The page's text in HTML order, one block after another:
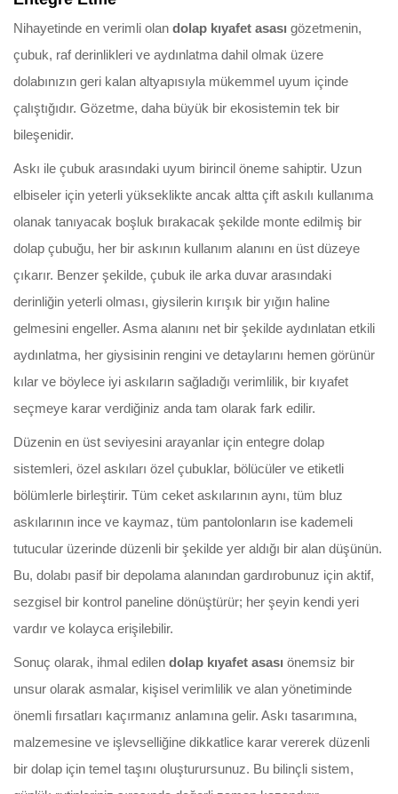
Nihayetinde en verimli olan dolap kıyafet asası gözetmenin,
çubuk, raf derinlikleri ve aydınlatma dahil olmak üzere
dolabınızın geri kalan altyapısıyla mükemmel uyum içinde
çalıştığıdır. Gözetme, daha büyük bir ekosistemin tek bir
bileşenidir.
Askı ile çubuk arasındaki uyum birincil öneme sahiptir. Uzun
elbiseler için yeterli yükseklikte ancak altta çift askılı kullanıma
olanak tanıyacak boşluk bırakacak şekilde monte edilmiş bir
dolap çubuğu, her bir askının kullanım alanını en üst düzeye
çıkarır. Benzer şekilde, çubuk ile arka duvar arasındaki
derinliğin yeterli olması, giysilerin kırışık bir yığın haline
gelmesini engeller. Asma alanını net bir şekilde aydınlatan etkili
aydınlatma, her giysisinin rengini ve detaylarını hemen görünür
kılar ve böylece iyi askıların sağladığı verimlilik, bir kıyafet
seçmeye karar verdiğiniz anda tam olarak fark edilir.
Düzenin en üst seviyesini arayanlar için entegre dolap
sistemleri, özel askıları özel çubuklar, bölücüler ve etiketli
bölümlerle birleştirir. Tüm ceket askılarının aynı, tüm bluz
askılarının ince ve kaymaz, tüm pantolonların ise kademeli
tutucular üzerinde düzenli bir şekilde yer aldığı bir alan düşünün.
Bu, dolabı pasif bir depolama alanından gardırobunuz için aktif,
sezgisel bir kontrol paneline dönüştürür; her şeyin kendi yeri
vardır ve kolayca erişilebilir.
Sonuç olarak, ihmal edilen dolap kıyafet asası önemsiz bir
unsur olarak asmalar, kişisel verimlilik ve alan yönetiminde
önemli fırsatları kaçırmanız anlamına gelir. Askı tasarımına,
malzemesine ve işlevselliğine dikkatlice karar vererek düzenli
bir dolap için temel taşını oluşturursunuz. Bu bilinçli sistem,